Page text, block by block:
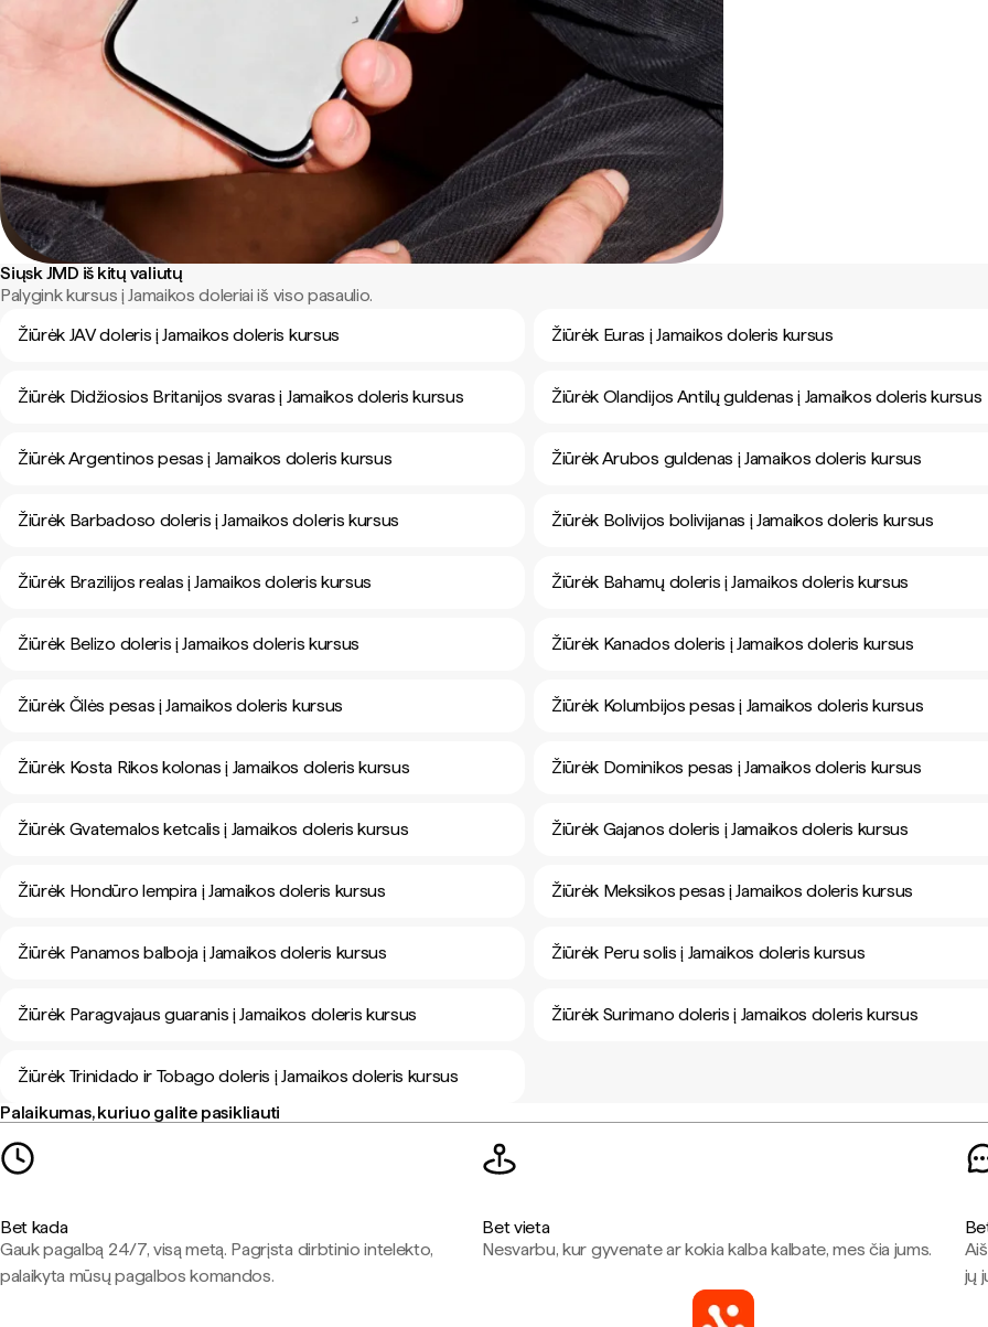
Siųsk JMD iš kitų valiutų
Palygink kursus į Jamaikos doleriai iš viso pasaulio.
Žiūrėk JAV doleris į Jamaikos doleris kursus
Žiūrėk Euras į Jamaikos doleris kursus
Žiūrėk Didžiosios Britanijos svaras į Jamaikos doleris kursus Žiūrėk Olandijos Antilų guldenas į Jamaikos doleris kursus
Žiūrėk Argentinos pesas į Jamaikos doleris kursus Žiūrėk Arubos guldenas į Jamaikos doleris kursus
Žiūrėk Barbadoso doleris į Jamaikos doleris kursus Žiūrėk Bolivijos bolivijanas į Jamaikos doleris kursus
Žiūrėk Brazilijos realas į Jamaikos doleris kursus Žiūrėk Bahamų doleris į Jamaikos doleris kursus
Žiūrėk Belizo doleris į Jamaikos doleris kursus Žiūrėk Kanados doleris į Jamaikos doleris kursus
Žiūrėk Čilės pesas į Jamaikos doleris kursus Žiūrėk Kolumbijos pesas į Jamaikos doleris kursus
Žiūrėk Kosta Rikos kolonas į Jamaikos doleris kursus Žiūrėk Dominikos pesas į Jamaikos doleris kursus
Žiūrėk Gvatemalos ketcalis į Jamaikos doleris kursus Žiūrėk Gajanos doleris į Jamaikos doleris kursus
Žiūrėk Hondūro lempira į Jamaikos doleris kursus Žiūrėk Meksikos pesas į Jamaikos doleris kursus
Žiūrėk Panamos balboja į Jamaikos doleris kursus Žiūrėk Peru solis į Jamaikos doleris kursus
Žiūrėk Paragvajaus guaranis į Jamaikos doleris kursus Žiūrėk Surimano doleris į Jamaikos doleris kursus
Žiūrėk Trinidado ir Tobago doleris į Jamaikos doleris kursus
Palaikumas, kuriuo galite pasikliauti
Bet kada
Gauk pagalbą 24/7, visą metą. Pagrįsta dirbtinio intelekto,
palaikyta mūsų pagalbos komandos.
Bet vieta
Nesvarbu, kur gyvenate ar kokia kalba kalbate, mes čia jums.
jų